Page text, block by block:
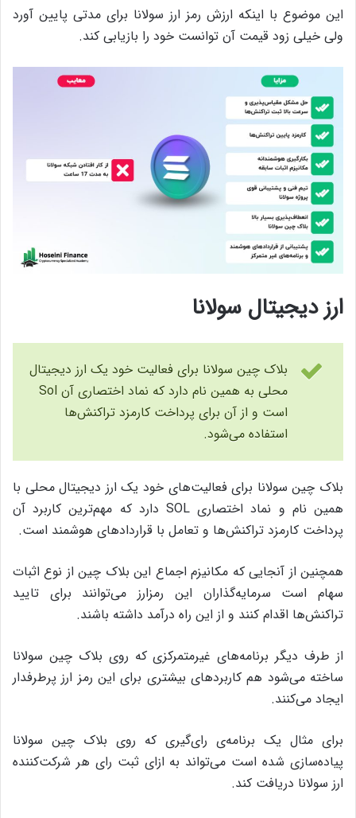
این موضوع با اینکه ارزش رمز ارز سولانا برای مدتی پایین آورد
ولی خیلی زود قیمت آن توانست خود را بازیابی کند.
ارز دیجیتال سولانا
بلاک چین سولانا برای فعالیت خود یک ارز دیجیتال
محلی به همین نام دارد که نماد اختصاری آن Sol
است و از آن برای پرداخت کارمزد تراکنش‌ها
استفاده می‌شود.
بلاک چین سولانا برای فعالیت‌های خود یک ارز دیجیتال محلی با
همین نام و نماد اختصاری SOL دارد که مهم‌ترین کاربرد آن
پرداخت کارمزد تراکنش‌ها و تعامل با قراردادهای هوشمند است.
همچنین از آنجایی که مکانیزم اجماع این بلاک چین از نوع اثبات
سهام است سرمایه‌گذاران این رمزارز می‌توانند برای تایید
تراکنش‌ها اقدام کنند و از این راه درآمد داشته باشند.
از طرف دیگر برنامه‌های غیرمتمرکزی که روی بلاک چین سولانا
ساخته می‌شود هم کاربردهای بیشتری برای این رمز ارز پرطرفدار
ایجاد می‌کنند.
برای مثال یک برنامه‌ی رای‌گیری که روی بلاک چین سولانا
پیاده‌سازی شده است می‌تواند به ازای ثبت رای هر شرکت‌کننده
ارز سولانا دریافت کند.